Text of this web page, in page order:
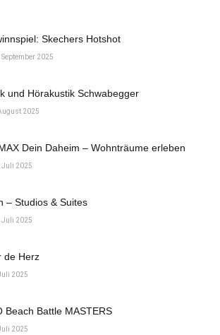
Skechers Hotshot
September 2025
und Hörakustik Schwabegger
2025
Dein Daheim – Wohnträume erleben
Juli 2025
– Studios & Suites
Juli 2025
de Herz
2025
Beach Battle MASTERS
2025